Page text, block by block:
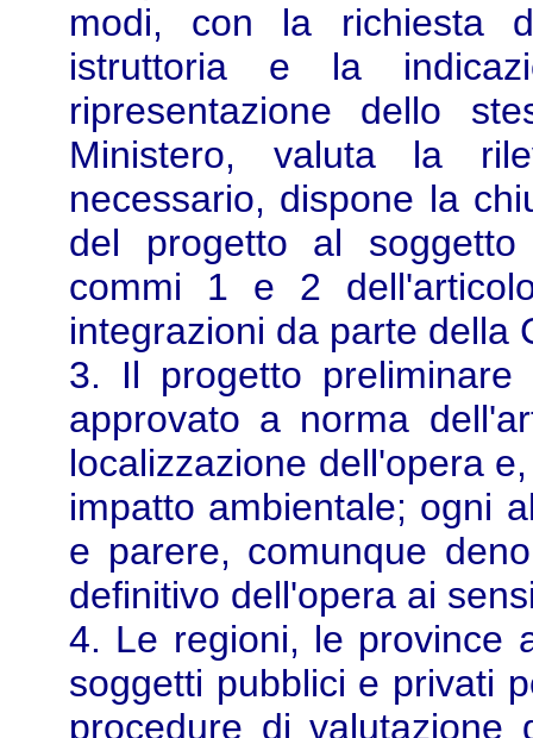
modi, con la richiesta
istruttoria e la
ripresentazione dello
Ministero, valuta la
necessario, dispone la
del progetto al
commi 1 e 2
integrazioni da parte della
3. Il progetto
approvato a norma
localizzazione dell'opera
impatto ambientale; ogni
e parere, comunque
definitivo dell'opera ai
4. Le regioni, le province
soggetti pubblici e privati
procedure di valutazione